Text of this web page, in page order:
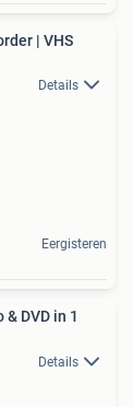
| VHS
Details
Eergisteren
DVD in 1
Details